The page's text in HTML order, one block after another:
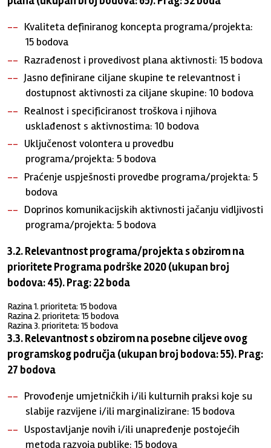
Kvaliteta definiranog koncepta programa/projekta:
15 bodova
Razrađenost i provedivost plana aktivnosti: 15 bodova
Jasno definirane ciljane skupine te relevantnost i
dostupnost aktivnosti za ciljane skupine: 10 bodova
Realnost i specificiranost troškova i njihova
usklađenost s aktivnostima: 10 bodova
Uključenost volontera u provedbu
programa/projekta: 5 bodova
Praćenje uspješnosti provedbe programa/projekta: 5
bodova
Doprinos komunikacijskih aktivnosti jačanju vidljivosti
programa/projekta: 5 bodova
3.2. Relevantnost programa/projekta s obzirom na
prioritete Programa podrške 2020 (ukupan broj
bodova: 45). Prag: 22 boda
Razina 1. prioriteta: 15 bodova
Razina 2. prioriteta: 15 bodova
Razina 3. prioriteta: 15 bodova
3.3. Relevantnost s obzirom na posebne ciljeve ovog
programskog područja (ukupan broj bodova: 55). Prag:
27 bodova
Provođenje umjetničkih i/ili kulturnih praksi koje su
slabije razvijene i/ili marginalizirane: 15 bodova
Uspostavljanje novih i/ili unapređenje postojećih
metoda razvoja publike: 15 bodova